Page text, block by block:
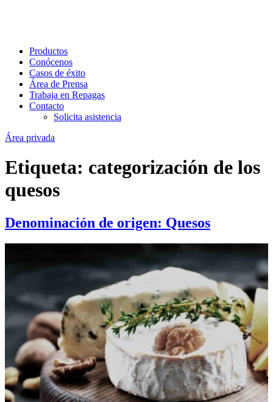
Productos
Conócenos
Casos de éxito
Área de Prensa
Trabaja en Repagas
Contacto
Solicita asistencia
Área privada
Etiqueta: categorización de los
quesos
Denominación de origen: Quesos